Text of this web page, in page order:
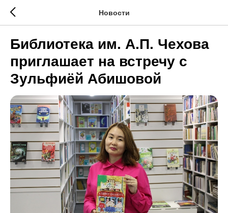
Новости
Библиотека им. А.П. Чехова
приглашает на встречу с
Зульфиёй Абишовой